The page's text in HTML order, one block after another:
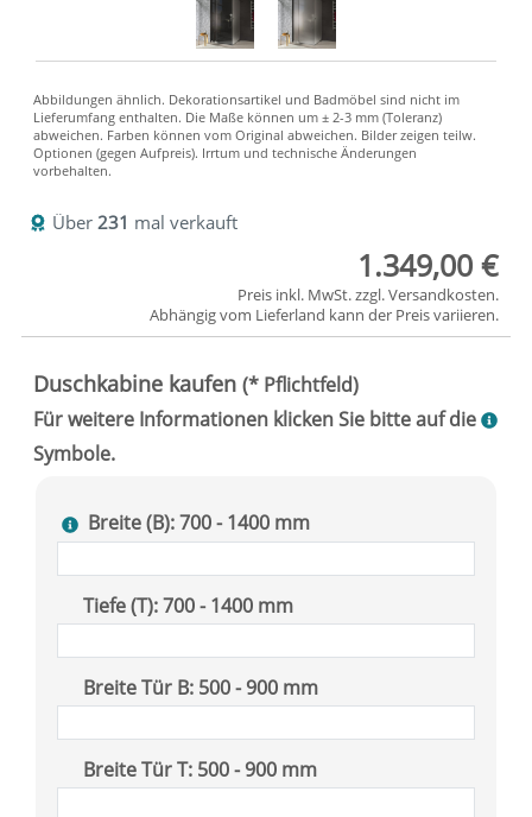
Über 231 mal verkauft
1.349,00 €
Preis inkl. MwSt. zzgl.Versandkosten.
Abhängig vom Lieferland kann der Preis variieren.
Breite (B): 700 - 1400 mm
Tiefe (T): 700 - 1400 mm
Breite Tür B: 500 - 900 mm
Breite Tür T: 500 - 900 mm